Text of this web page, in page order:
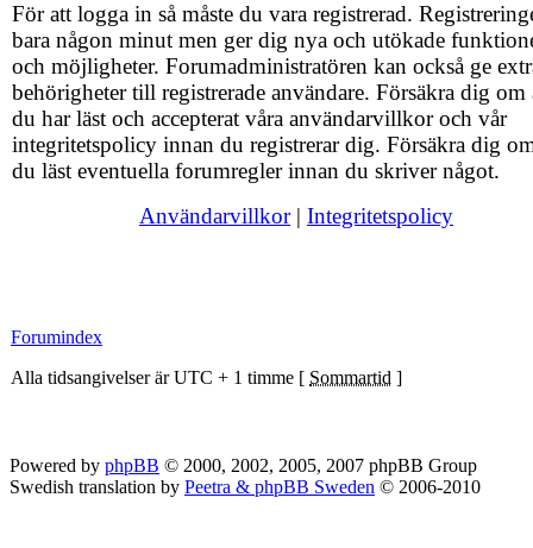
För att logga in så måste du vara registrerad.
bara någon minut men ger dig nya och utökade
och möjligheter. Forumadministratören kan också ge
behörigheter till registrerade användare. Försäkra dig om
du har läst och accepterat våra användarvillkor och vår
integritetspolicy innan du registrerar dig. Försäkra dig
du läst eventuella forumregler innan du skriver något.
Användarvillkor| Integritetspolicy
Forumindex
Alla tidsangivelser är UTC + 1 timme [ Sommartid ]
Powered by phpBB © 2000, 2002, 2005, 2007 phpBB Group
Swedish translation by Peetra & phpBB Sweden © 2006-2010